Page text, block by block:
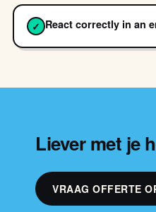
✓ React correctly in an
Liever met je
VRAAG OFFERTE